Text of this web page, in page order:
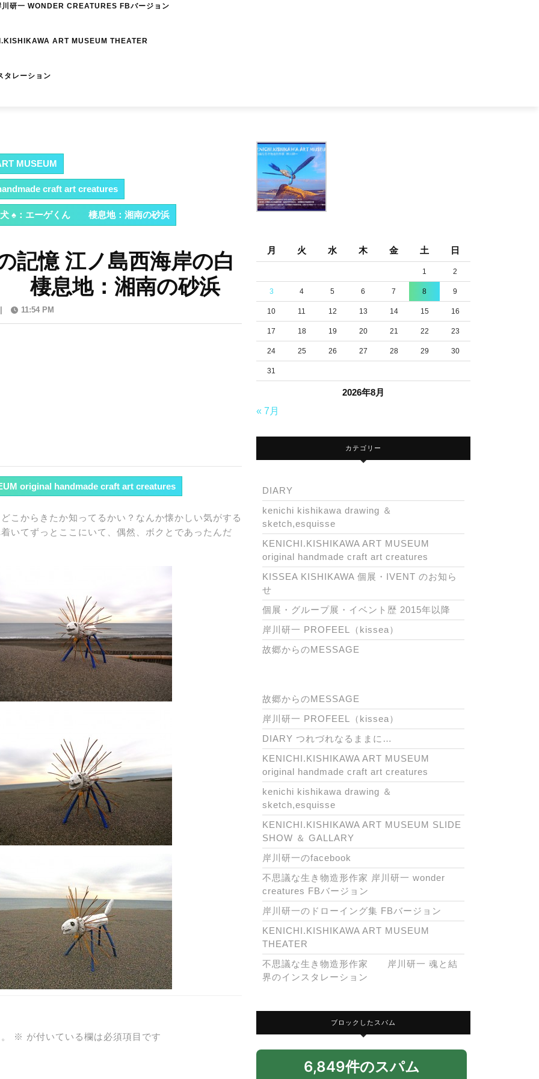
研一 WONDER CREATURES FBバージョン
ART MUSEUM THEATER
レーション
MUSEUM
craft art creatures
犬 ♠：エーゲくん 棲息地：湘南の砂浜
記憶 江ノ島西海岸の白
棲息地：湘南の砂浜
11:54 PM
original handmade craft art creatures
こからきたか知ってるかい？なんか懐かしい気がする
いてずっとここにいて、偶然、ボクとであったんだ
※ が付いている欄は必須項目です
2026年8月
月 火 水 木 金 土 日
1 2
3 4 5 6 7 8 9
10 11 12 13 14 15 16
17 18 19 20 21 22 23
24 25 26 27 28 29 30
31
« 7月
カテゴリー
DIARY
kenichi kishikawa drawing ＆
sketch,esquisse
KENICHI.KISHIKAWA ART MUSEUM
original handmade craft art creatures
KISSEA KISHIKAWA 個展・IVENT のお知ら
せ
個展・グループ展・イベント歴 2015年以降
岸川研一 PROFEEL（kissea）
故郷からのMESSAGE
故郷からのMESSAGE
岸川研一 PROFEEL（kissea）
DIARY つれづれなるままに…
KENICHI.KISHIKAWA ART MUSEUM
original handmade craft art creatures
kenichi kishikawa drawing ＆
sketch,esquisse
KENICHI.KISHIKAWA ART MUSEUM SLIDE
SHOW ＆ GALLARY
岸川研一のfacebook
不思議な生き物造形作家 岸川研一 wonder
creatures FBバージョン
岸川研一のドローイング集 FBバージョン
KENICHI.KISHIKAWA ART MUSEUM
THEATER
不思議な生き物造形作家 岸川研一 魂と結
界のインスタレーション
ブロックしたスパム
6,849件のスパム